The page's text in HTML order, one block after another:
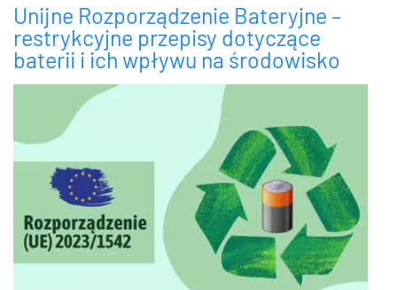
Unijne Rozporządzenie Bateryjne –
restrykcyjne przepisy dotyczące
baterii i ich wpływu na środowisko